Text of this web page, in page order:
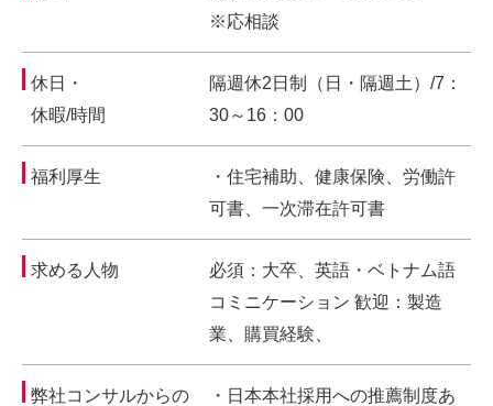
※応相談
休日・
休暇/時間
隔週休2日制（日・隔週土）/7：
30～16：00
福利厚生
・住宅補助、健康保険、労働許
可書、一次滞在許可書
求める人物
必須：大卒、英語・ベトナム語
コミニケーション 歓迎：製造
業、購買経験、
弊社コンサルからの
・日本本社採用への推薦制度あ